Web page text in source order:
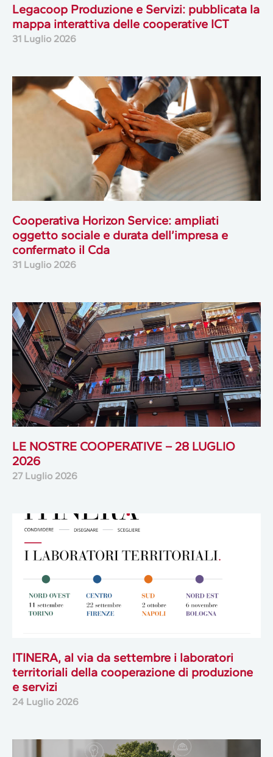
Legacoop Produzione e Servizi: pubblicata la
mappa interattiva delle cooperative ICT
31 Luglio 2026
Cooperativa Horizon Service: ampliati
oggetto sociale e durata dell’impresa e
confermato il Cda
31 Luglio 2026
LE NOSTRE COOPERATIVE – 28 LUGLIO
2026
27 Luglio 2026
ITINERA, al via da settembre i laboratori
territoriali della cooperazione di produzione
e servizi
24 Luglio 2026